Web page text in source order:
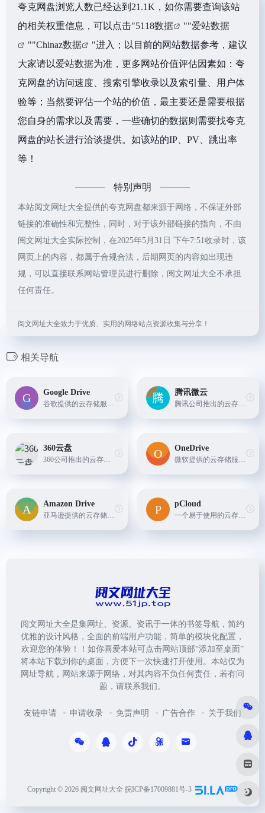
夸克网盘浏览人数已经达到21.1K，如你需要查询该站
的相关权重信息，可以点击"5118数据 ""爱站数据
""Chinaz数据
"进入；以目前的网站数据参考，建议
大家请以爱站数据为准，更多网站价值评估因素如：夸
克网盘的访问速度、搜索引擎收录以及索引量、用户体
验等；当然要评估一个站的价值，最主要还是需要根据
您自身的需求以及需要，一些确切的数据则需要找夸克
网盘的站长进行洽谈提供。如该站的IP、PV、跳出率
等！
特别声明
本站阅文网址大全提供的夸克网盘都来源于网络，不保证外部
链接的准确性和完整性，同时，对于该外部链接的指向，不由
阅文网址大全实际控制，在2025年5月31日 下午7:51收录时，该
网页上的内容，都属于合规合法，后期网页的内容如出现违
规，可以直接联系网站管理员进行删除，阅文网址大全不承担
任何责任。
阅文网址大全致力于优质、实用的网络站点资源收集与分享！
相关导航
Google Drive
谷歌提供的云存储服务，与谷歌的其他生产力工具（如Docs、Sheets等）紧密集成。
腾讯微云
腾讯公司推出的云存储服务，与QQ、微信等产品深度整合，方便用户快速备份和分享文件。
360云盘
360公司推出的云存储服务，提供大容量存储空间和高速传输
OneDrive
微软提供的云存储服务，与Windows操作系统和Office套件深度整合。
Amazon Drive
亚马逊提供的云存储服务，与亚马逊的其他服务（如Prime Photos）相结合。
pCloud
一个易于使用的云存储解决方案，提供多种共享和协作功能。
阅文网址大全是集网址、资源、资讯于一体的书签导航，简约
优雅的设计风格，全面的前端用户功能，简单的模块化配置，
欢迎您的体验！！如你喜爱本站可点击网站顶部“添加至桌面”
将本站下载到你的桌面，方便下一次快速打开使用。本站仅为
网址导航，网站来源于网络，对其内容不负任何责任，若有问
题，请联系我们。
友链申请 申请收录 免责声明 广告合作 关于我们
Copyright © 2026 阅文网址大全 皖ICP备17009881号-3